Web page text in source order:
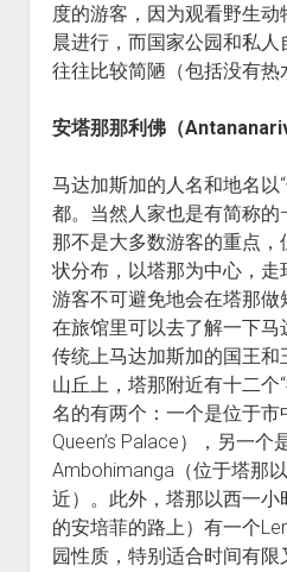
度的游客，因为观看野生
晨进行，而国家公园和私
往往比较简陋（包括没有热
安塔那那利佛（
马达加斯加的人名和地名以
都。当然人家也是有简称
那不是大多数游客的重点，
状分布，以塔那为中心，
游客不可避免地会在塔那
在旅馆里可以去了解一下马
传统上马达加斯加的国王
山丘上，塔那附近有十二个
名的有两个：一个是位于
Queen’s Palace），另一个
Ambohimanga（位于塔那
近）。此外，塔那以西一
的安培菲的路上）有一个
园性质，特别适合时间有